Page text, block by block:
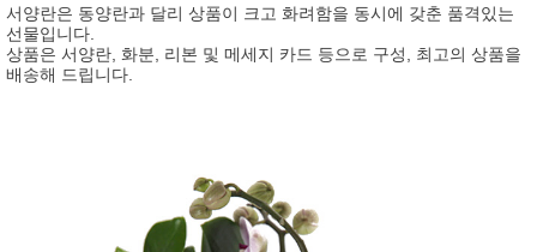
서양란은 동양란과 달리 상품이 크고 화려함을 동시에 갖춘 품격있는
선물입니다.
상품은 서양란, 화분, 리본 및 메세지 카드 등으로 구성, 최고의 상품을
배송해 드립니다.